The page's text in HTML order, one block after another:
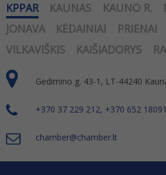
KPPAR KAUNAS KAUNO R.
JONAVA
KĖDAINIAI PRIENAI
VILKAVIŠKIS
KAIŠIADORYS
Gedimino g. 43-1, LT-44240
+370 37 229 212, +370 652 18091
chamber@chamber.lt